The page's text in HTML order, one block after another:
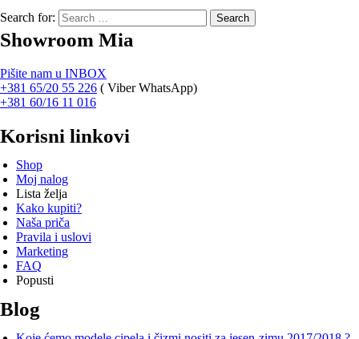
Search for:
Showroom Mia
Pišite nam u INBOX
+381 65/20 55 226 ( Viber WhatsApp)
+381 60/16 11 016
Korisni linkovi
Shop
Moj nalog
Lista želja
Kako kupiti?
Naša priča
Pravila i uslovi
Marketing
FAQ
Popusti
Blog